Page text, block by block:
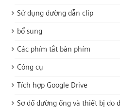
Sử dụng đường dẫn clip
bổ sung
Các phím tắt bàn phím
Công cụ
Tích hợp Google Drive
Sơ đồ đường ống và thiết bị đo